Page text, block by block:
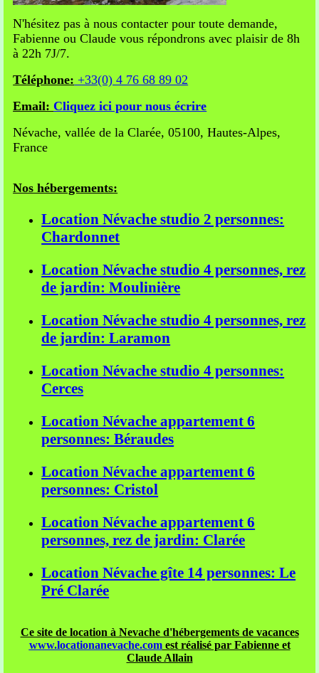
N'hésitez pas à nous contacter pour toute demande,
Fabienne ou Claude vous répondrons avec plaisir de 8h
à 22h 7J/7.
Téléphone: +33(0) 4 76 68 89 02
Email:Cliquez ici pour nous écrire
Névache, vallée de la Clarée, 05100, Hautes-Alpes,
France
Nos hébergements:
Location Névache studio 2 personnes:
Chardonnet
Location Névache studio 4 personnes, rez
de jardin: Moulinière
Location Névache studio 4 personnes, rez
de jardin: Laramon
Location Névache studio 4 personnes:
Cerces
Location Névache appartement 6
personnes: Béraudes
Location Névache appartement 6
personnes: Cristol
Location Névache appartement 6
personnes, rez de jardin: Clarée
Location Névache gîte 14 personnes: Le
Pré Clarée
Ce site de location à Nevache d'hébergements de vacances
www.locationanevache.comest réalisé par Fabienne et
Claude Allain